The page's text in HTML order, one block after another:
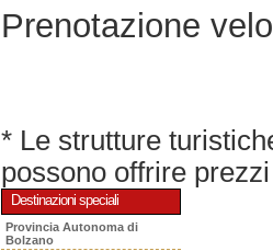
Prenotazione
* Le strutture
possono offrire
Destinazioni speciali
Provincia Autonoma di
Bolzano